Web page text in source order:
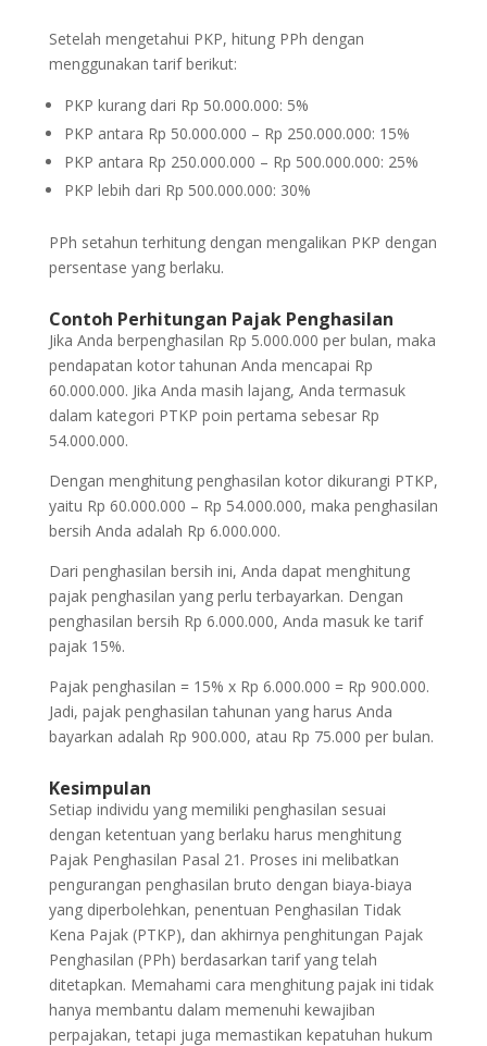
Setelah mengetahui PKP, hitung PPh dengan
menggunakan tarif berikut:
PKP kurang dari Rp 50.000.000: 5%
PKP antara Rp 50.000.000 – Rp 250.000.000: 15%
PKP antara Rp 250.000.000 – Rp 500.000.000: 25%
PKP lebih dari Rp 500.000.000: 30%
PPh setahun terhitung dengan mengalikan PKP dengan
persentase yang berlaku.
Contoh Perhitungan Pajak Penghasilan
Jika Anda berpenghasilan Rp 5.000.000 per bulan, maka
pendapatan kotor tahunan Anda mencapai Rp
60.000.000. Jika Anda masih lajang, Anda termasuk
dalam kategori PTKP poin pertama sebesar Rp
54.000.000.
Dengan menghitung penghasilan kotor dikurangi PTKP,
yaitu Rp 60.000.000 – Rp 54.000.000, maka penghasilan
bersih Anda adalah Rp 6.000.000.
Dari penghasilan bersih ini, Anda dapat menghitung
pajak penghasilan yang perlu terbayarkan. Dengan
penghasilan bersih Rp 6.000.000, Anda masuk ke tarif
pajak 15%.
Pajak penghasilan = 15% x Rp 6.000.000 = Rp 900.000.
Jadi, pajak penghasilan tahunan yang harus Anda
bayarkan adalah Rp 900.000, atau Rp 75.000 per bulan.
Kesimpulan
Setiap individu yang memiliki penghasilan sesuai
dengan ketentuan yang berlaku harus menghitung
Pajak Penghasilan Pasal 21. Proses ini melibatkan
pengurangan penghasilan bruto dengan biaya-biaya
yang diperbolehkan, penentuan Penghasilan Tidak
Kena Pajak (PTKP), dan akhirnya penghitungan Pajak
Penghasilan (PPh) berdasarkan tarif yang telah
ditetapkan. Memahami cara menghitung pajak ini tidak
hanya membantu dalam memenuhi kewajiban
perpajakan, tetapi juga memastikan kepatuhan hukum